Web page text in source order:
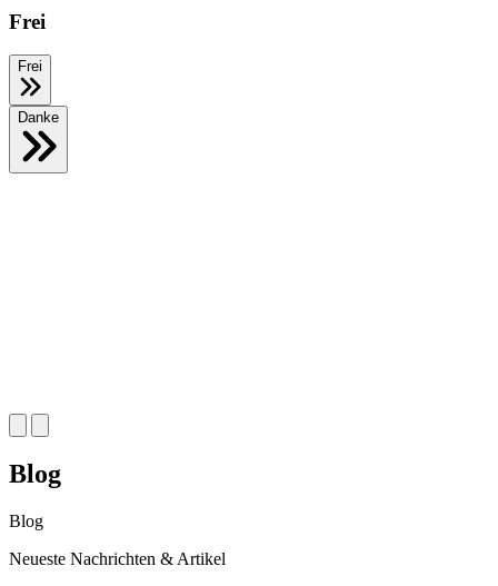
Frei
Frei
Danke
Blog
Blog
Neueste Nachrichten & Artikel